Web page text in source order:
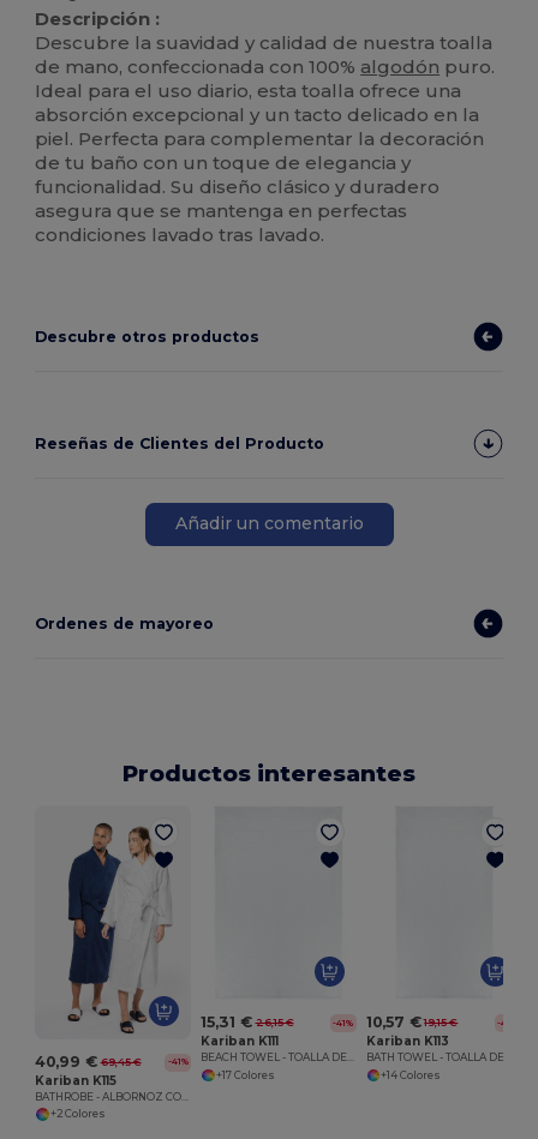
Descripción :
Descubre la suavidad y calidad de nuestra toalla
de mano, confeccionada con 100% algodón puro.
Ideal para el uso diario, esta toalla ofrece una
absorción excepcional y un tacto delicado en la
piel. Perfecta para complementar la decoración
de tu baño con un toque de elegancia y
funcionalidad. Su diseño clásico y duradero
asegura que se mantenga en perfectas
condiciones lavado tras lavado.
Descubre otros productos
Reseñas de Clientes del Producto
Añadir un comentario
Ordenes de mayoreo
Productos interesantes
40,99 € 69,45 € -41%
Kariban K115
+2 Colores
15,31 € 26,15 € -41%
Kariban K111
BEACH TOWEL - TOALLA DE PLAYA
+17 Colores
10,57 € 19,15 € -45%
Kariban K113
+14 Colores